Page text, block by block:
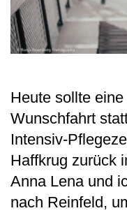
Heute sollte
Wunschfahrt
Intensiv-
Haffkrug zurück
Anna Lena und
nach Reinfeld,